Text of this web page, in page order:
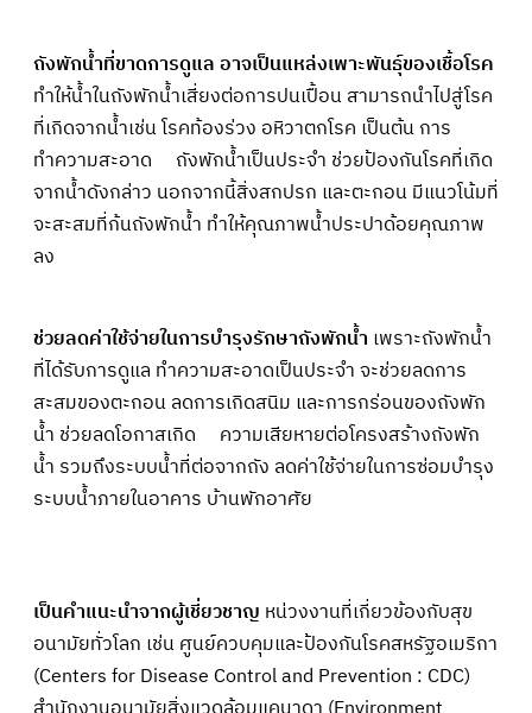
ถังพักน้ำที่ขาดการดูแล อาจเป็นแหล่งเพาะพันธุ์ของเชื้อโรค
ทำให้น้ำในถังพักน้ำเสี่ยงต่อการปนเปื้อน สามารถนำไปสู่โรค
ที่เกิดจากน้ำเช่น โรคท้องร่วง อหิวาตกโรค เป็นต้น การ
ทำความสะอาด ถังพักน้ำเป็นประจำ ช่วยป้องกันโรคที่เกิด
จากน้ำดังกล่าว นอกจากนี้สิ่งสกปรก และตะกอน มีแนวโน้มที่
จะสะสมที่ก้นถังพักน้ำ ทำให้คุณภาพน้ำประปาด้อยคุณภาพ
ลง
ช่วยลดค่าใช้จ่ายในการบำรุงรักษาถังพักน้ำ เพราะถังพักน้ำ
ที่ได้รับการดูแล ทำความสะอาดเป็นประจำ จะช่วยลดการ
สะสมของตะกอน ลดการเกิดสนิม และการกร่อนของถังพัก
น้ำ ช่วยลดโอกาสเกิด ความเสียหายต่อโครงสร้างถังพัก
น้ำ รวมถึงระบบน้ำที่ต่อจากถัง ลดค่าใช้จ่ายในการซ่อมบำรุง
ระบบน้ำภายในอาคาร บ้านพักอาศัย
เป็นคำแนะนำจากผู้เชี่ยวชาญ หน่วงงานที่เกี่ยวข้องกับสุข
อนามัยทั่วโลก เช่น ศูนย์ควบคุมและป้องกันโรคสหรัฐอเมริกา
(Centers for Disease Control and Prevention : CDC)